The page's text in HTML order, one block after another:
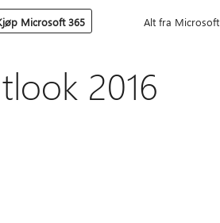
Microsoft 365 Alt fra Microsoft
2016